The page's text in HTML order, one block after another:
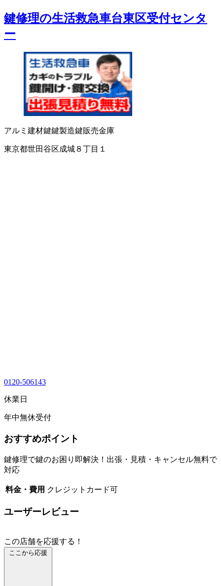
鍵修理の生活救急車台東区受付センタ
ー
アルミ建材鍵鍵製造鍵販売金庫
東京都世田谷区成城８丁目１
0120-506143
休業日
年中無休受付
おすすめポイント
鍵修理で鍵のお困り即解決！出張・見積・キャンセル無料で
対応
料金・費用 クレジットカード可
ユーザーレビュー
この店舗を応援する！
ここから応援